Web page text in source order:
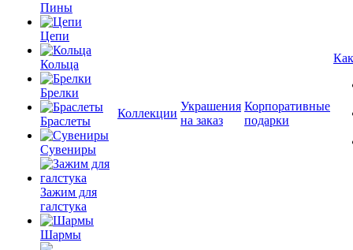
Пины
Цепи
Кольца
Брелки
Браслеты
Сувениры
Зажим для
галстука
Шармы
Коллекции
Украшения
на заказ
Корпоративные
подарки